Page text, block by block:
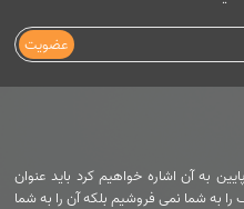
عضویت
به آن اشاره خواهیم کرد باید عنوان
به شما نمی فروشیم بلکه آن را به شما